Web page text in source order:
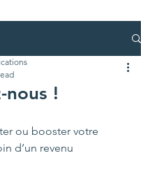
nous !
ou booster votre
d’un revenu